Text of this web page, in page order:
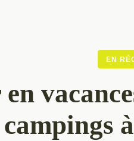
EN
campings